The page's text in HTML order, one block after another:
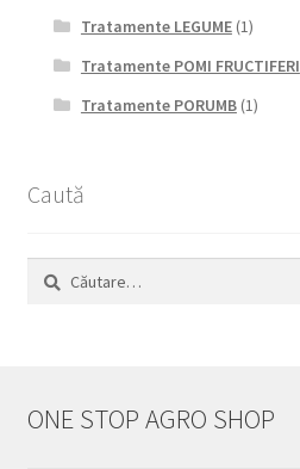
Tratamente LEGUME(1)
Tratamente POMI FRUCTIFERI
Tratamente PORUMB(1)
Caută
Caută
ONE STOP AGRO SHOP